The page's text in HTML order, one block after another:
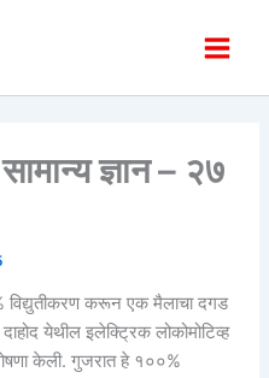
ज्ञान – २७
विद्युतीकरण करून एक मैलाचा दगड
येथील इलेक्ट्रिक लोकोमोटिव्ह
केली. गुजरात हे १००%